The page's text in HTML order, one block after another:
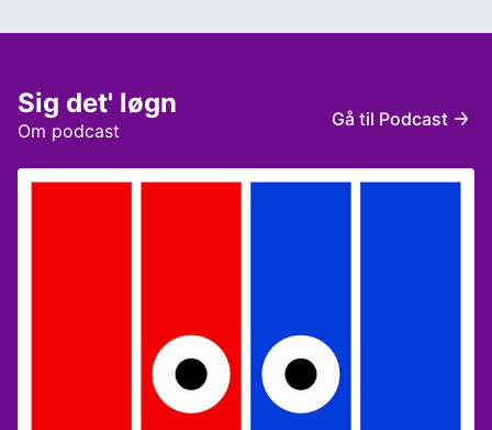
Venstres næstformand, Stephanie Lose, op med et
Sofie Frøkjær Redaktør: Andreas Østergaard
Om podcast
Sig det' løgn Gå til Podcast